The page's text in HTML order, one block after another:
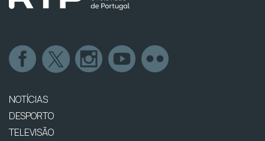
NOTÍCIAS
DESPORTO
TELEVISÃO